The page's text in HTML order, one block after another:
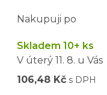
Nakupuji po
Skladem 10+ ks
V úterý 11. 8. u Vás
106,48 Kč s DPH